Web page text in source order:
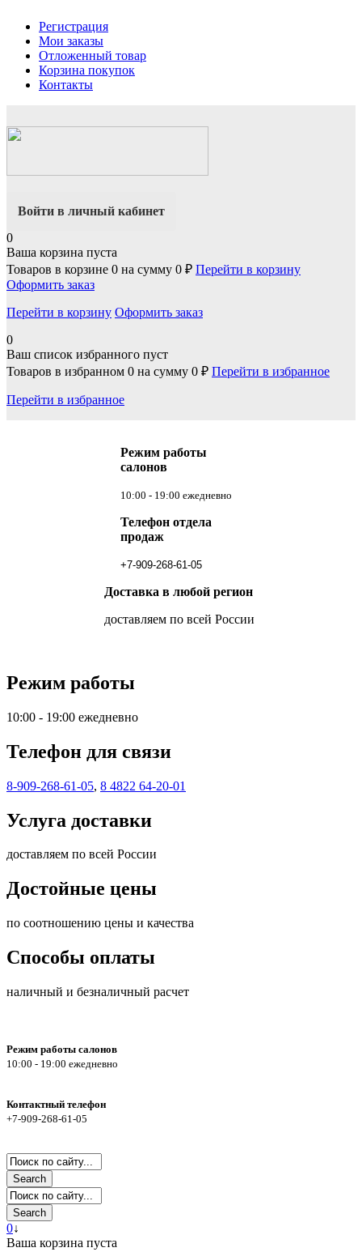
Регистрация
Мои заказы
Отложенный товар
Корзина покупок
Контакты
Войти в личный кабинет
0
Ваша корзина пуста
Товаров в корзине 0 на сумму 0 ₽ Перейти в корзину
Оформить заказ
Перейти в корзину Оформить заказ
0
Ваш список избранного пуст
Товаров в избранном 0 на сумму 0 ₽ Перейти в избранное
Перейти в избранное
Режим работы
салонов
10:00 - 19:00 ежедневно
Телефон отдела
продаж
+7-909-268-61-05
Доставка в любой регион
доставляем по всей России
Режим работы
10:00 - 19:00 ежедневно
Телефон для связи
8-909-268-61-05, 8 4822 64-20-01
Услуга доставки
доставляем по всей России
Достойные цены
по соотношению цены и качества
Способы оплаты
наличный и безналичный расчет
Режим работы салонов
10:00 - 19:00 ежедневно
Контактный телефон
+7-909-268-61-05
Search
Search
0↓
Ваша корзина пуста